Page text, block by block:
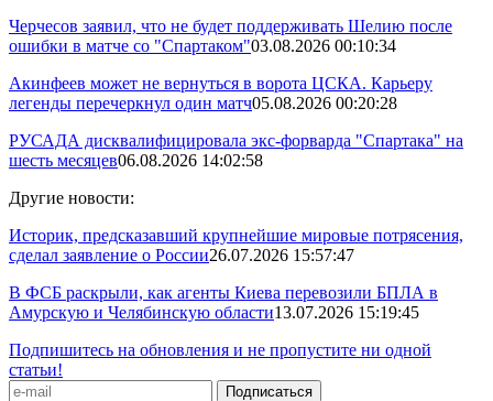
Черчесов заявил, что не будет поддерживать Шелию после
ошибки в матче со "Спартаком"03.08.2026 00:10:34
Акинфеев может не вернуться в ворота ЦСКА. Карьеру
легенды перечеркнул один матч05.08.2026 00:20:28
РУСАДА дисквалифицировала экс-форварда "Спартака" на
шесть месяцев06.08.2026 14:02:58
Другие новости:
Историк, предсказавший крупнейшие мировые потрясения,
сделал заявление о России26.07.2026 15:57:47
В ФСБ раскрыли, как агенты Киева перевозили БПЛА в
Амурскую и Челябинскую области13.07.2026 15:19:45
Подпишитесь на обновления и не пропустите ни одной
статьи!